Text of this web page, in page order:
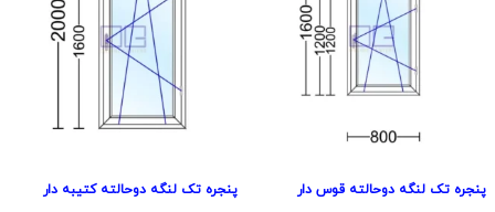
پنجره تک لنگه دوحالته قوس دار پنجره تک لنگه دوحالته کتیبه دار